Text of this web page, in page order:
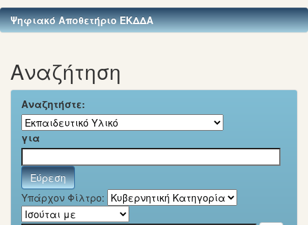
Ψηφιακό Αποθετήριο ΕΚΔΔΑ
Αναζήτηση
Αναζητήστε:
για
Υπάρχον Φίλτρο: